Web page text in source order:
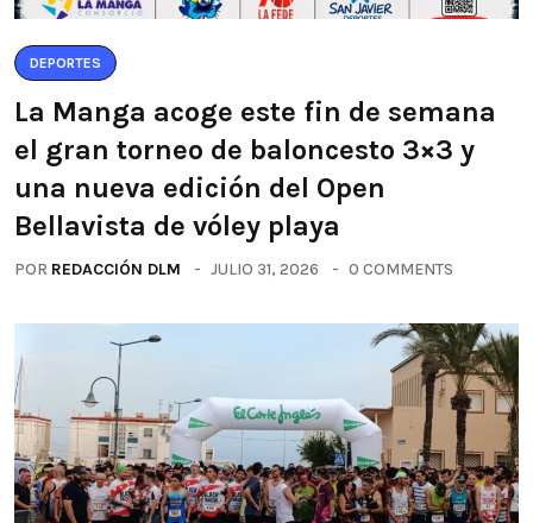
DEPORTES
La Manga acoge este fin de semana
el gran torneo de baloncesto 3×3 y
una nueva edición del Open
Bellavista de vóley playa
POR REDACCIÓN DLM JULIO 31, 2026 0 COMMENTS